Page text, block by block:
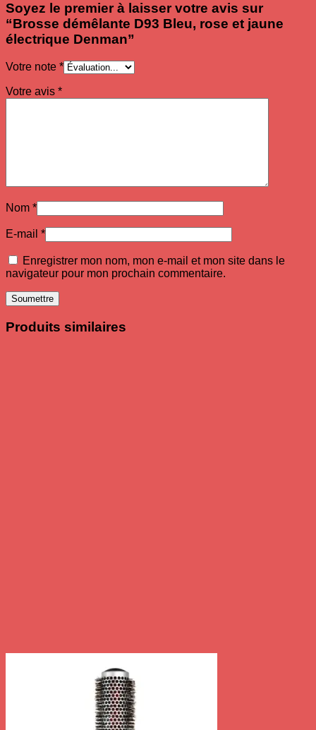
Soyez le premier à laisser votre avis sur
“Brosse démêlante D93 Bleu, rose et jaune
électrique Denman”
Votre note *
Votre avis *
Nom *
E-mail *
Enregistrer mon nom, mon e-mail et mon site dans le
navigateur pour mon prochain commentaire.
Produits similaires